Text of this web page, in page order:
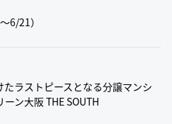
6/21）
ラストピースとなる分譲マンシ
ン大阪 THE SOUTH